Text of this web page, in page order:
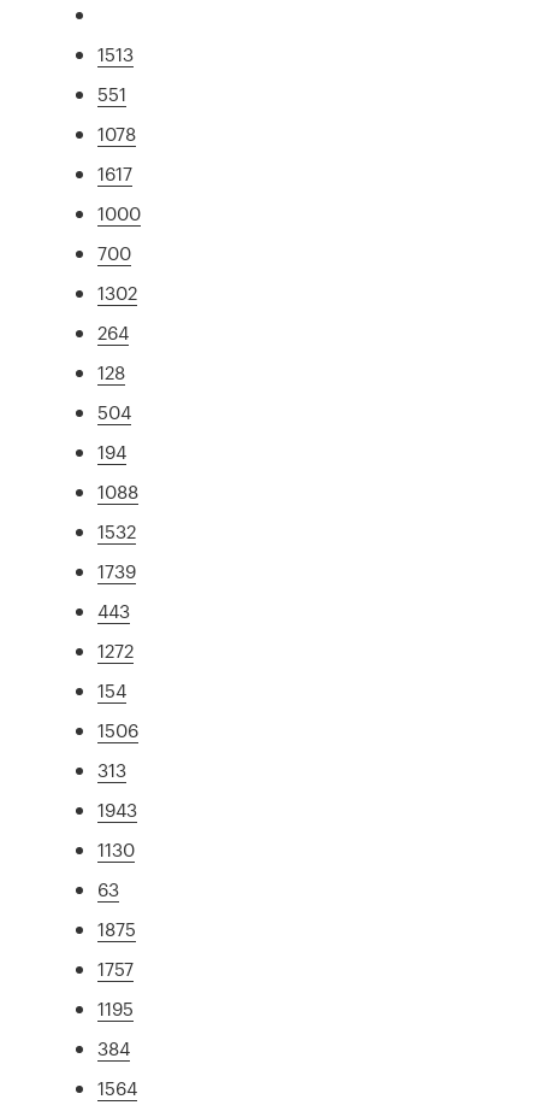
1513
551
1078
1617
1000
700
1302
264
128
504
194
1088
1532
1739
443
1272
154
1506
313
1943
1130
63
1875
1757
1195
384
1564